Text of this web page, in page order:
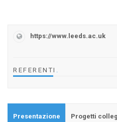
https://www.leeds.ac.uk
REFERENTI
Presentazione Progetti